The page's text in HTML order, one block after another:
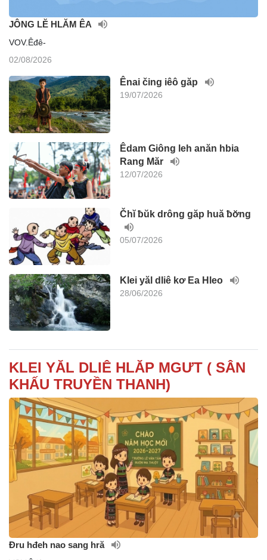
JÔNG LĔ HLĂM ÊA
VOV.Êđê-
02/08/2026
Ênai čing iêô găp
19/07/2026
Êdam Giông leh anăn hbia
Rang Măr
12/07/2026
Čhĭ ƀŭk drông găp huă ƀơ̆ng
05/07/2026
Klei yăl dliê kơ Ea Hleo
28/06/2026
KLEI YĂL DLIÊ HLĂP MGƯT ( SÂN
KHẤU TRUYỀN THANH)
Đru hđeh nao sang hră